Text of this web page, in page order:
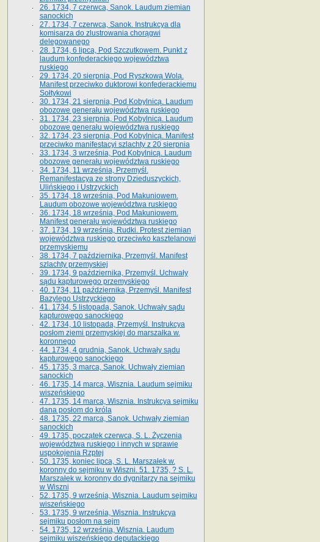
26. 1734, 7 czerwca, Sanok. Laudum ziemian
sanockich
27. 1734, 7 czerwca, Sanok. Instrukcya dla
komisarza do zlustrowania chorągwi
delegowanego
28. 1734, 6 lipca, Pod Szczutkowem. Punkt z
laudum konfederackiego województwa
ruskiego
29. 1734, 20 sierpnia, Pod Ryszkową Wolą.
Manifest przeciwko duktorowi konfederackiemu
Sołtykowi
30. 1734, 21 sierpnia, Pod Kobylnicą. Laudum
obozowe generału województwa ruskiego
31. 1734, 23 sierpnia, Pod Kobylnicą. Laudum
obozowe generału województwa ruskiego
32. 1734, 23 sierpnia, Pod Kobylnicą. Manifest
przeciwko manifestacyi szlachty z 20 sierpnia
33. 1734, 3 września, Pod Kobylnicą. Laudum
obozowe generału województwa ruskiego
34. 1734, 11 września, Przemyśl.
Remanifestacya ze strony Dzieduszyckich,
Ulińskiego i Ustrzyckich
35. 1734, 18 września, Pod Makuniowem.
Laudum obozowe województwa ruskiego
36. 1734, 18 września, Pod Makuniowem.
Manifest generału województwa ruskiego
37. 1734, 19 września, Rudki. Protest ziemian
województwa ruskiego przeciwko kasztelanowi
przemyskiemu
38. 1734, 7 października, Przemyśl. Manifest
szlachty przemyskiej
39. 1734, 9 października, Przemyśl. Uchwały
sądu kapturowego przemyskiego
40. 1734, 11 października, Przemyśl. Manifest
Bazylego Ustrzyckiego
41. 1734, 5 listopada, Sanok. Uchwały sądu
kapturowego sanockiego
42. 1734, 10 listopada, Przemyśl. Instrukcya
posłom ziemi przemyskiej do marszałka w.
koronnego
44. 1734, 4 grudnia, Sanok. Uchwały sądu
kapturowego sanockiego
45. 1735, 3 marca, Sanok. Uchwały ziemian
sanockich
46. 1735, 14 marca, Wisznia. Laudum sejmiku
wiszeńskiego
47. 1735, 14 marca, Wisznia. Instrukcya sejmiku
dana posłom do króla
48. 1735, 22 marca, Sanok. Uchwały ziemian
sanockich
49. 1735, początek czerwca, S. L. Życzenia
województwa ruskiego i innych w sprawie
uspokojenia Rzptej
50. 1735, koniec lipca, S. L. Marszałek w.
koronny do sejmiku w Wiszni. 51. 1735, ? S. L.
Marszałek w. koronny do dygnitarzy na sejmiku
w Wiszni
52. 1735, 9 września, Wisznia. Laudum sejmiku
wiszeńskiego
53. 1735, 9 września, Wisznia. Instrukcya
sejmiku posłom na sejm
54. 1735, 12 września, Wisznia. Laudum
sejmiku wiszeńskiego deputackiego